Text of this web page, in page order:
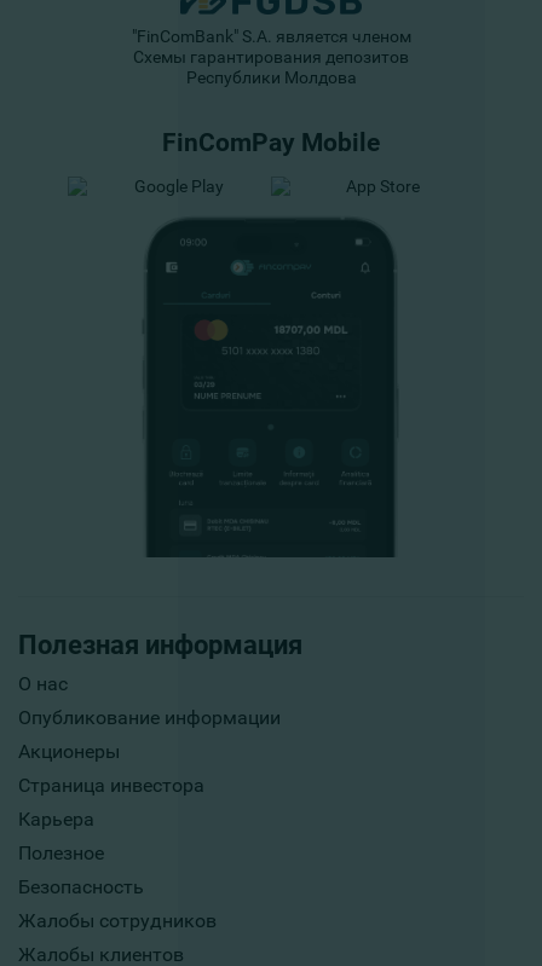
Полезная информация
О нас
Опубликование информации
Акционеры
Страница инвестора
Карьера
Полезное
Безопасность
Жалобы сотрудников
Жалобы клиентов
"FinComBank" S.A. является членом
Схемы гарантирования депозитов
Республики Молдова
FinComPay Mobile